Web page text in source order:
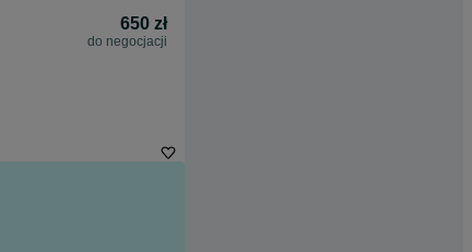
650 zł
do negocjacji